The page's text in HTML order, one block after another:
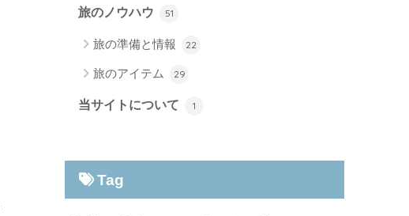
旅のノウハウ 51
旅の準備と情報 22
旅のアイテム 29
当サイトについて 1
Tag